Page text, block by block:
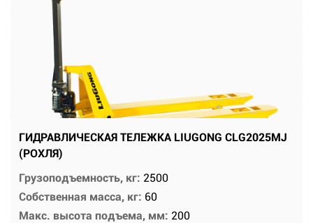
ГИДРАВЛИЧЕСКАЯ ТЕЛЕЖКА LIUGONG CLG2025MJ
(РОХЛЯ)
Грузоподъемность, кг: 2500
Собственная масса, кг: 60
Макс. высота подъема, мм: 200